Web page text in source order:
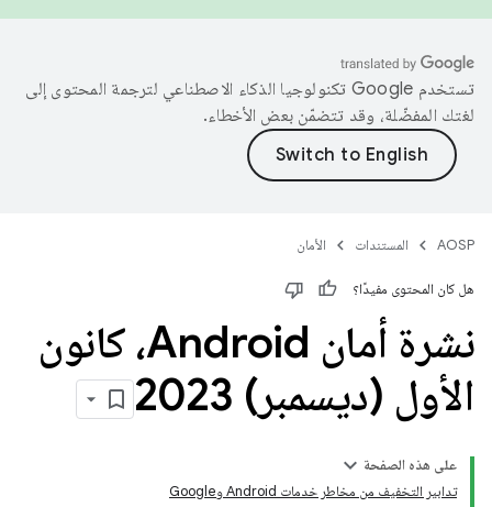
تستخدم Google تكنولوجيا الذكاء الاصطناعي لترجمة المحتوى إلى
لغتك المفضّلة، وقد تتضمّن بعض الأخطاء.
AOSP المستندات الأمان
هل كان المحتوى مفيدًا؟
نشرة أمان Android، كانون
الأول (ديسمبر) 2023
على هذه الصفحة
تدابير التخفيف من مخاطر خدمات Android وGoogle